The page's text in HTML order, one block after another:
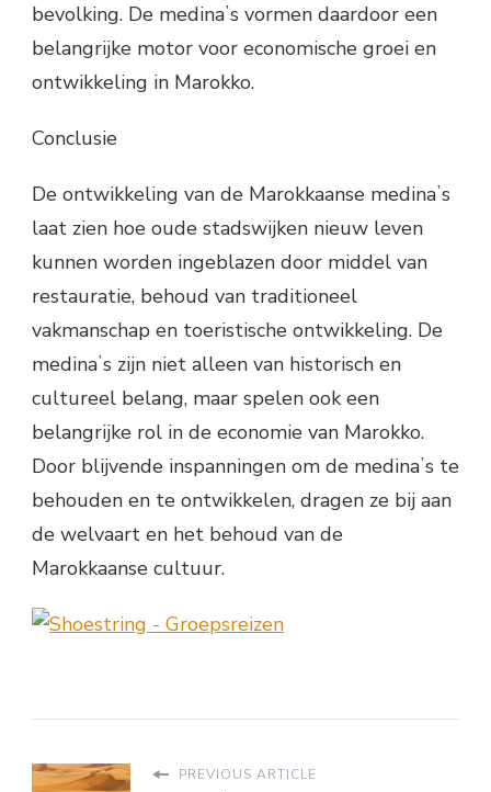
bevolking. De medinaʼs vormen daardoor een
belangrijke motor voor economische groei en
ontwikkeling in Marokko.
Conclusie
De ontwikkeling van de Marokkaanse medinaʼs
laat zien hoe oude stadswijken nieuw leven
kunnen worden ingeblazen door middel van
restauratie, behoud van traditioneel
vakmanschap en toeristische ontwikkeling. De
medinaʼs zijn niet alleen van historisch en
cultureel belang, maar spelen ook een
belangrijke rol in de economie van Marokko.
Door blijvende inspanningen om de medinaʼs te
behouden en te ontwikkelen, dragen ze bij aan
de welvaart en het behoud van de
Marokkaanse cultuur.
PREVIOUS ARTICLE